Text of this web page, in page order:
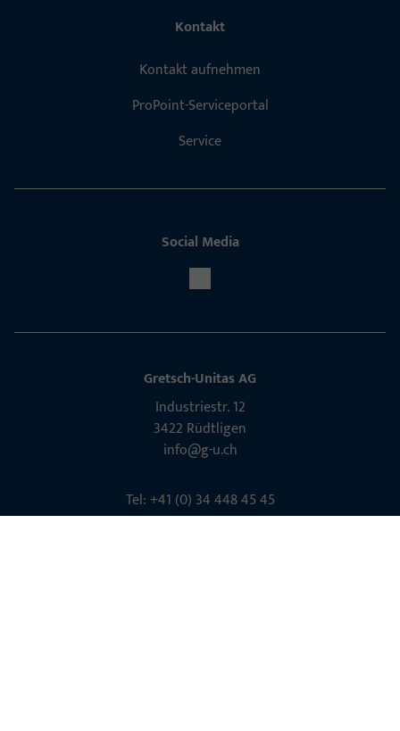
Kontakt
Kontakt aufnehmen
ProPoint-Serviceportal
Service
Social Media
Gretsch-Unitas AG
Indu­s­triestr. 12
3422 Rüdt­ligen
info@g-u.ch
Tel: +41 (0) 34 448 45 45
Fax: +41 (0) 34 445 62 49